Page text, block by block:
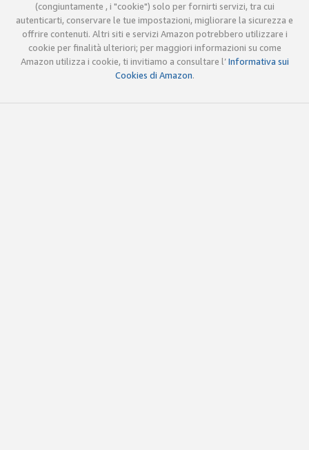
(congiuntamente , i "cookie") solo per fornirti servizi, tra cui
autenticarti, conservare le tue impostazioni, migliorare la sicurezza e
offrire contenuti. Altri siti e servizi Amazon potrebbero utilizzare i
cookie per finalità ulteriori; per maggiori informazioni su come
Amazon utilizza i cookie, ti invitiamo a consultare l’Informativa sui
Cookies di Amazon.